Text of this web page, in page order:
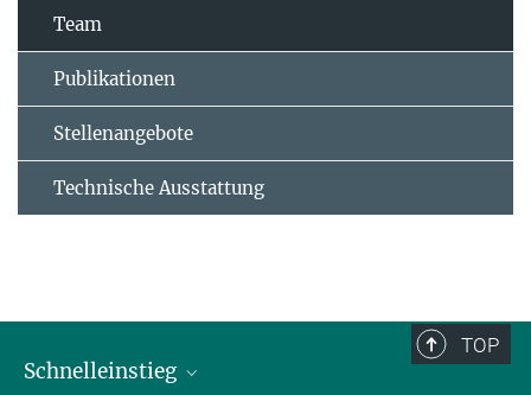
Team
Publikationen
Stellenangebote
Technische Ausstattung
TOP
Schnelleinstieg